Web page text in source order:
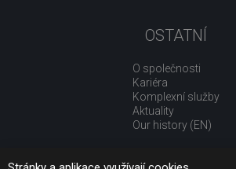
OSTATNÍ
O společnosti
Kariéra
Komplexní služby
Aktuality
Our history (EN)